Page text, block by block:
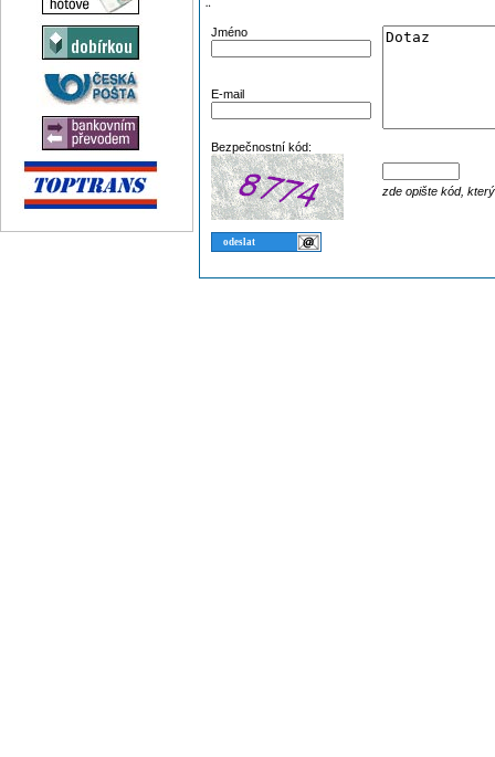
¨
Jméno
E-mail
Bezpečnostní kód:
zde opište kód,